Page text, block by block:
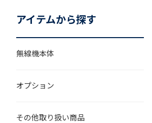
アイテムから探す
無線機本体
オプション
その他取り扱い商品